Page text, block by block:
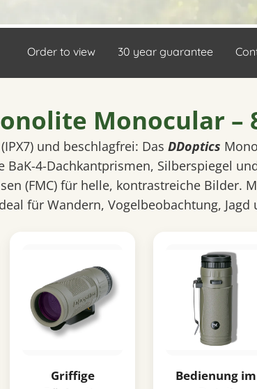
Order to view 30 year guarantee
Monocular –
und beschlagfrei: Das DDoptics
BaK-4-Dachkantprismen, Silberspiegel
(FMC) für helle, kontrastreiche Bilder.
für Wandern, Vogelbeobachtung, Jagd
Griffige
Bedienung im